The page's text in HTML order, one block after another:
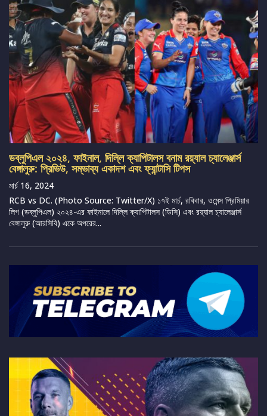
ডব্লুপিএল ২০২৪, ফাইনাল, দিল্লি ক্যাপিটালস বনাম রয়্যাল চ্যালেঞ্জার্স
বেঙ্গালুরু: প্রিভিউ, সম্ভাব্য একাদশ এবং ফ্যান্টাসি টিপস
মার্চ 16, 2024
RCB vs DC. (Photo Source: Twitter/X) ১৭ই মার্চ, রবিবার, ওমেন্স প্রিমিয়ার
লিগ (ডব্লুপিএল) ২০২৪-এর ফাইনালে দিল্লি ক্যাপিটালস (ডিসি) এবং রয়্যাল চ্যালেঞ্জার্স
বেঙ্গালুরু (আরসিবি) একে অপরের...